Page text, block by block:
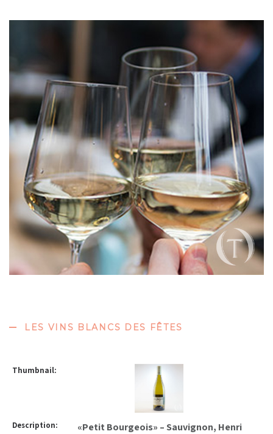
LES VINS BLANCS DES FÊTES
«Petit Bourgeois» – Sauvignon, Henri